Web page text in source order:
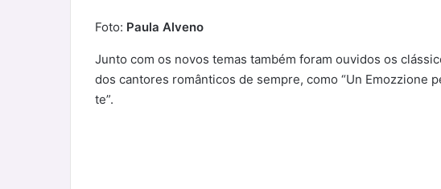
Foto: Paula Alveno
Junto com os novos temas também foram ouvidos os
dos cantores românticos de sempre, como “Un Emozzione
te”.